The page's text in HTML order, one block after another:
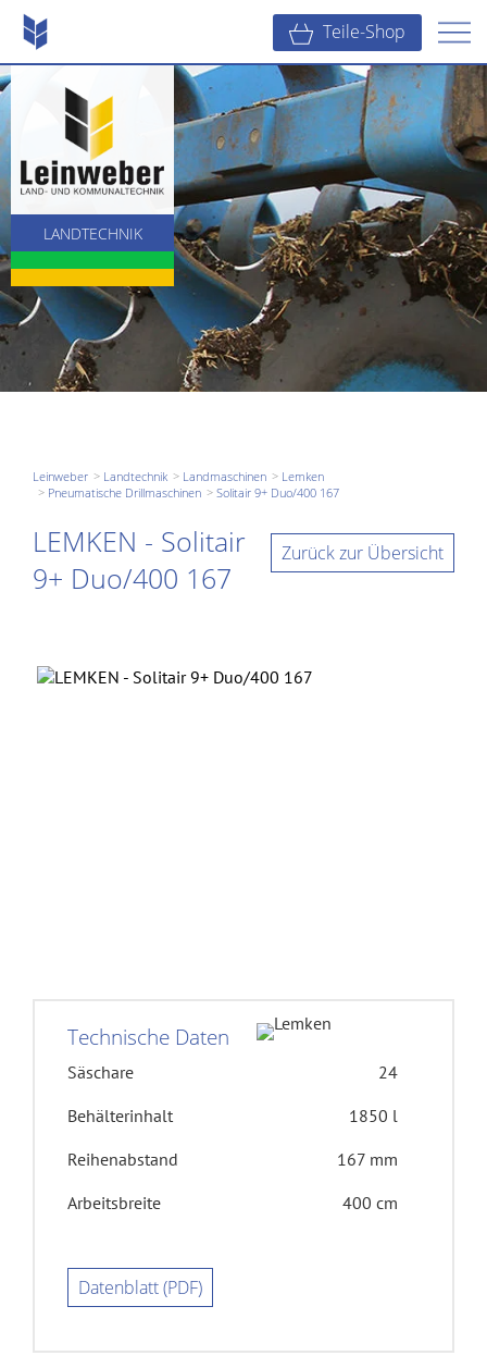
Teile-Shop
LANDTECHNIK
KOMMUNALTECHNIK
BAUTECHNIK
Leinweber Landtechnik Landmaschinen
Lemken
Pneumatische Drillmaschinen
Solitair 9+ Duo/400 167
Zurück zur Übersicht
LEMKEN - Solitair
9+ Duo/400 167
Technische Daten
Säschare
24
Behälterinhalt
1850 l
Reihenabstand
167 mm
Arbeitsbreite
400 cm
Datenblatt (PDF)